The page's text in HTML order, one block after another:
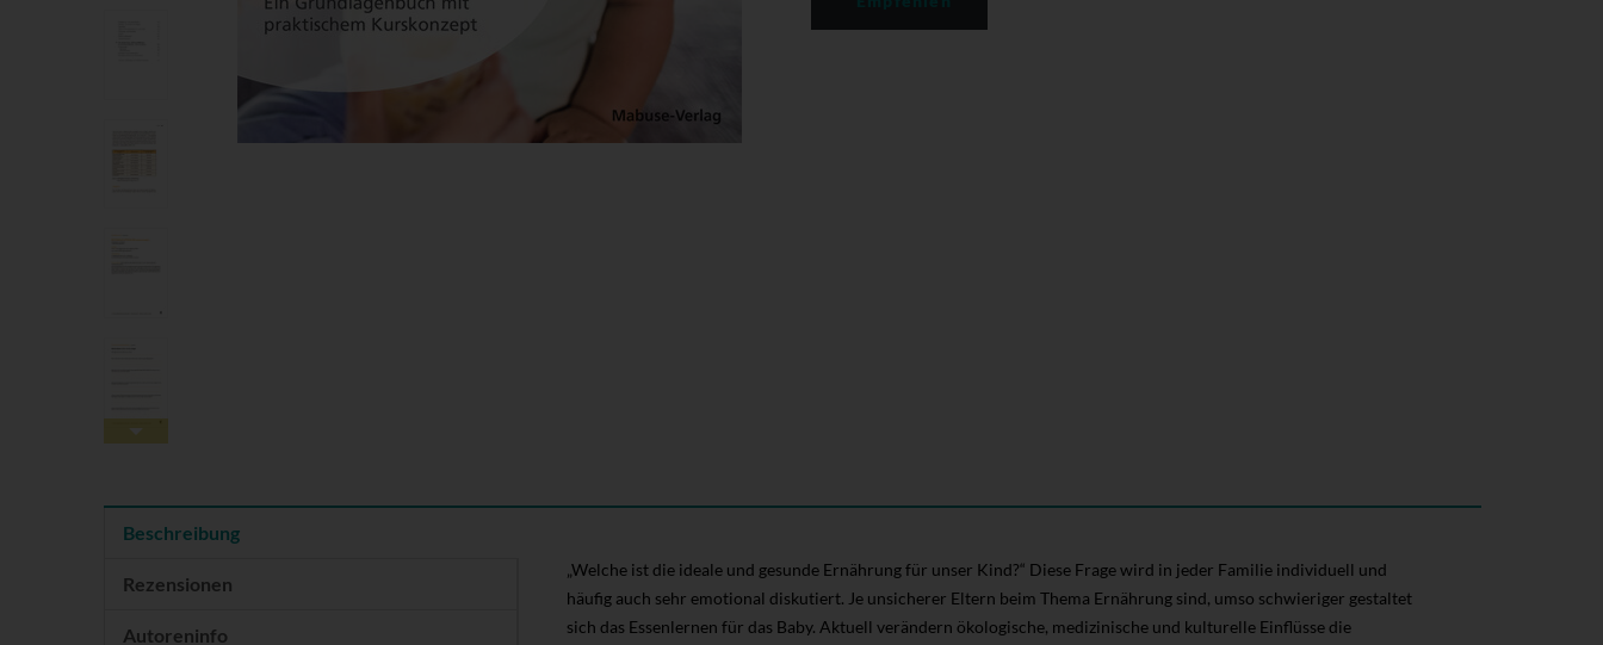
Beschreibung
Rezensionen
Autoreninfo
„Welche ist die ideale und gesunde Ernährung für unser Kind?“ Diese Frage wird in jeder Familie individuell und
häufig auch sehr emotional diskutiert. Je unsicherer Eltern beim Thema Ernährung sind, umso schwieriger gestaltet
sich das Essenlernen für das Baby. Aktuell verändern ökologische, medizinische und kulturelle Einflüsse die